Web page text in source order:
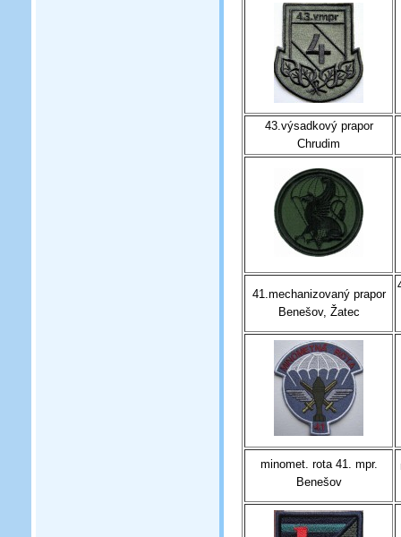
43.výsadkový prapor
Chrudim
41.mechanizovaný prapor
Benešov, Žatec
minomet. rota 41. mpr.
Benešov